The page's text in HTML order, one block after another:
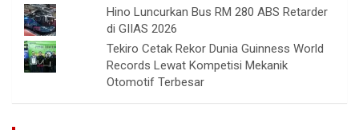
Hino Luncurkan Bus RM 280 ABS Retarder
di GIIAS 2026
Tekiro Cetak Rekor Dunia Guinness World
Records Lewat Kompetisi Mekanik
Otomotif Terbesar